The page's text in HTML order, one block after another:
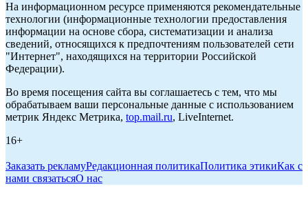
На информационном ресурсе применяются рекомендательные
технологии (информационные технологии предоставления
информации на основе сбора, систематизации и анализа
сведений, относящихся к предпочтениям пользователей сети
"Интернет", находящихся на территории Российской
Федерации).
Во время посещения сайта вы соглашаетесь с тем, что мы
обрабатываем ваши персональные данные с использованием
метрик Яндекс Метрика, top.mail.ru, LiveInternet.
16+
Заказать рекламуРедакционная политикаПолитика этикиКак с
нами связатьсяО нас